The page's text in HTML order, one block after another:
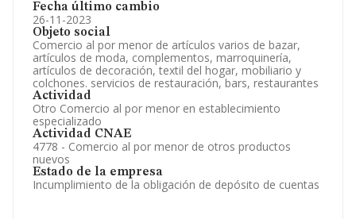
Fecha último cambio
26-11-2023
Objeto social
Comercio al por menor de artículos varios de bazar,
artículos de moda, complementos, marroquinería,
artículos de decoración, textil del hogar, mobiliario y
colchones. servicios de restauración, bars, restaurantes
Actividad
Otro Comercio al por menor en establecimiento
especializado
Actividad CNAE
4778 - Comercio al por menor de otros productos
nuevos
Estado de la empresa
Incumplimiento de la obligación de depósito de cuentas